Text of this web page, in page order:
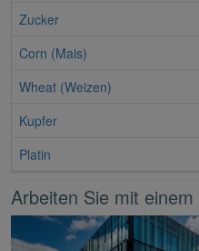
Zucker
Corn (Mais)
Wheat (Weizen)
Kupfer
Platin
Arbeiten Sie mit